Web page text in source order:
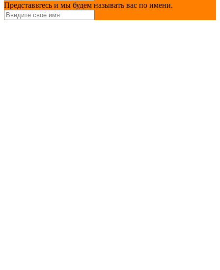
Представьтесь и мы будем называть вас по имени.